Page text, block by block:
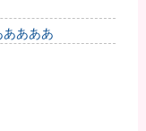
ああああ